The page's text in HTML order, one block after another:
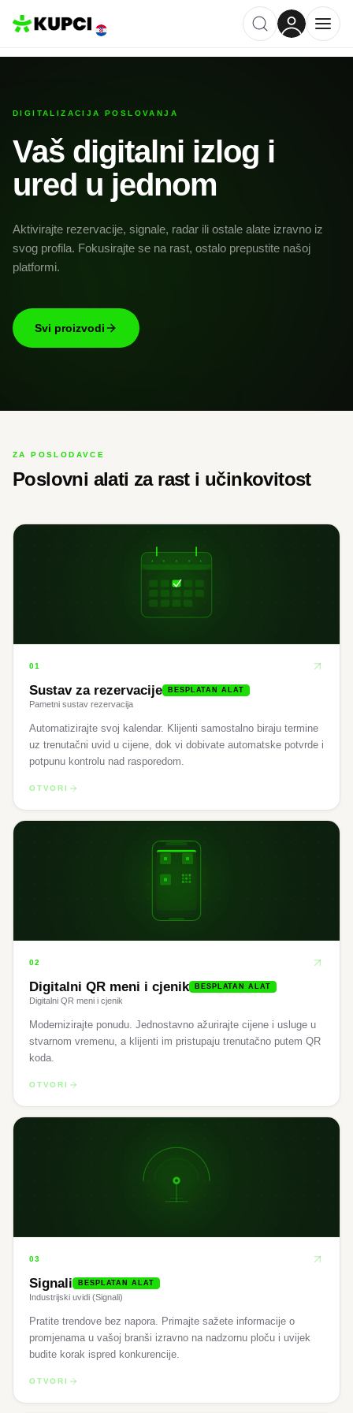
DIGITALIZACIJA POSLOVANJA
Vaš digitalni izlog i
ured u jednom
Aktivirajte rezervacije, signale, radar ili ostale alate izravno iz
svog profila. Fokusirajte se na rast, ostalo prepustite našoj
platformi.
Svi proizvodi
ZA POSLODAVCE
Poslovni alati za rast i učinkovitost
01
Sustav za rezervacije BESPLATAN ALAT
Pametni sustav rezervacija
Automatizirajte svoj kalendar. Klijenti samostalno biraju termine
uz trenutačni uvid u cijene, dok vi dobivate automatske potvrde i
potpunu kontrolu nad rasporedom.
OTVORI
02
Digitalni QR meni i cjenik BESPLATAN ALAT
Digitalni QR meni i cjenik
Modernizirajte ponudu. Jednostavno ažurirajte cijene i usluge u
stvarnom vremenu, a klijenti im pristupaju trenutačno putem QR
koda.
OTVORI
03
Signali BESPLATAN ALAT
Industrijski uvidi (Signali)
Pratite trendove bez napora. Primajte sažete informacije o
promjenama u vašoj branši izravno na nadzornu ploču i uvijek
budite korak ispred konkurencije.
OTVORI